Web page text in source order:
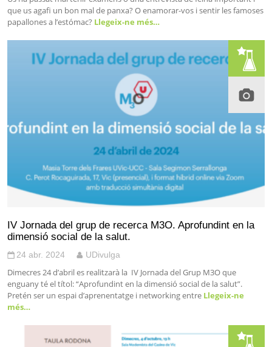
que us agafi un bon mal de panxa? O enamorar-vos i sentir les famoses
papallones a l’estómac? Llegeix-ne més…
IV Jornada del grup de recerca M3O. Aprofundint en la
dimensió social de la salut.
24 abr. 2024 UDivulga
Dimecres 24 d’abril es realitzarà la IV Jornada del Grup M3O que
enguany té el títol: “Aprofundint en la dimensió social de la salut”.
Pretén ser un espai d’aprenentatge i networking entre Llegeix-ne
més…